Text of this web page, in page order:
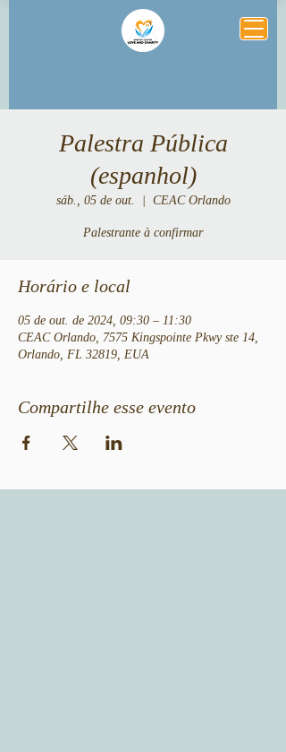
Palestra Pública
(espanhol)
sáb., 05 de out. CEAC Orlando
Palestrante à confirmar
Horário e local
05 de out. de 2024, 09:30 – 11:30
CEAC Orlando, 7575 Kingspointe Pkwy ste 14,
Orlando, FL 32819, EUA
Compartilhe esse evento